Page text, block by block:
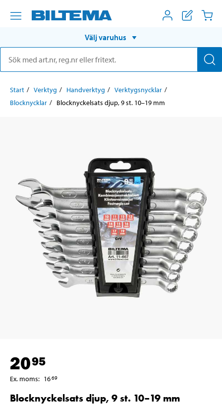
Välj varuhus
Start Verktyg Handverktyg
Verktygsnycklar
Blocknycklar
Blocknyckelsats djup, 9 st. 10–19 mm
2095
Ex. moms: 1669
Blocknyckelsats djup, 9 st. 10–19 mm